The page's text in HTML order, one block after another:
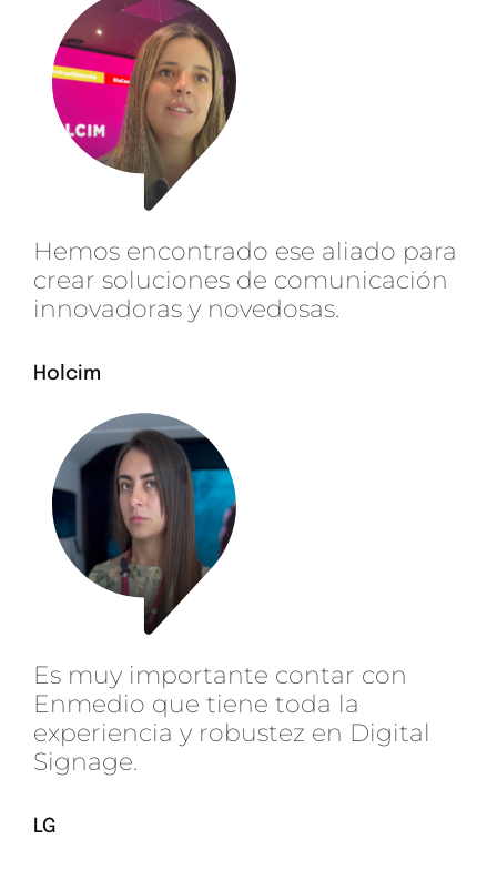
Hemos encontrado ese aliado para
crear soluciones de comunicación
innovadoras y novedosas.
Holcim
Es muy importante contar con
Enmedio que tiene toda la
experiencia y robustez en Digital
Signage.
LG